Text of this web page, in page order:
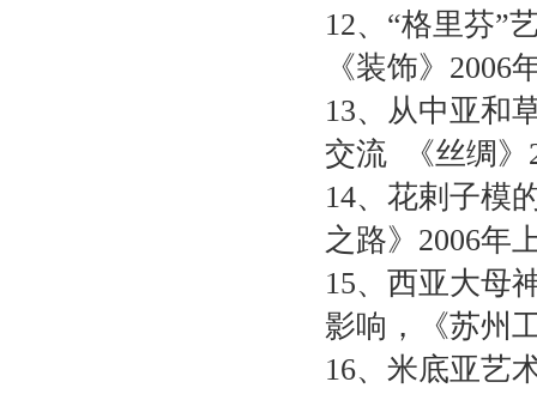
12、“格里芬”
《装饰》 2006
13、从中亚和
交流
《丝绸》
14、花剌子模
之路》 2006年
15、西亚大母
影响，《苏州
16、米底亚艺